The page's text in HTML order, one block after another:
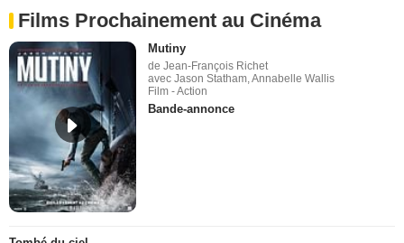
Films Prochainement au Cinéma
Mutiny
de Jean-François Richet
avec Jason Statham, Annabelle Wallis
Film - Action
Bande-annonce